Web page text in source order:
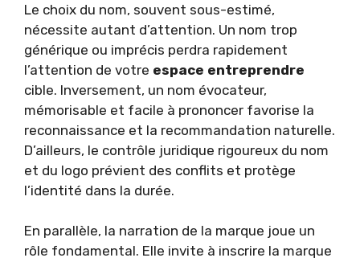
Le choix du nom, souvent sous-estimé,
nécessite autant d’attention. Un nom trop
générique ou imprécis perdra rapidement
l’attention de votre espace entreprendre
cible. Inversement, un nom évocateur,
mémorisable et facile à prononcer favorise la
reconnaissance et la recommandation naturelle.
D’ailleurs, le contrôle juridique rigoureux du nom
et du logo prévient des conflits et protège
l’identité dans la durée.
En parallèle, la narration de la marque joue un
rôle fondamental. Elle invite à inscrire la marque